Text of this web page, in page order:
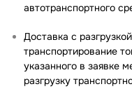
автотранспортного
Доставка с
транспортирование
указанного в заявке
разгрузку